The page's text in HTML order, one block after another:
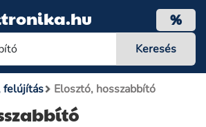
%
felújítás Elosztó, hosszabbító